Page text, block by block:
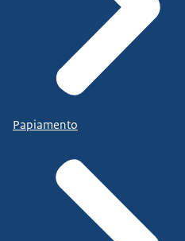
Papiamento